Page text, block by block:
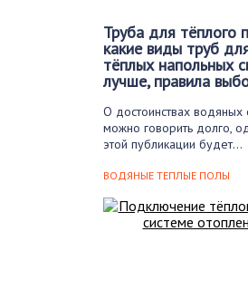
Труба для тёплого
какие виды труб
тёплых напольных
лучше, правила
О достоинствах водяных
можно говорить долго,
этой публикации будет…
ВОДЯНЫЕ ТЕПЛЫЕ ПОЛЫ